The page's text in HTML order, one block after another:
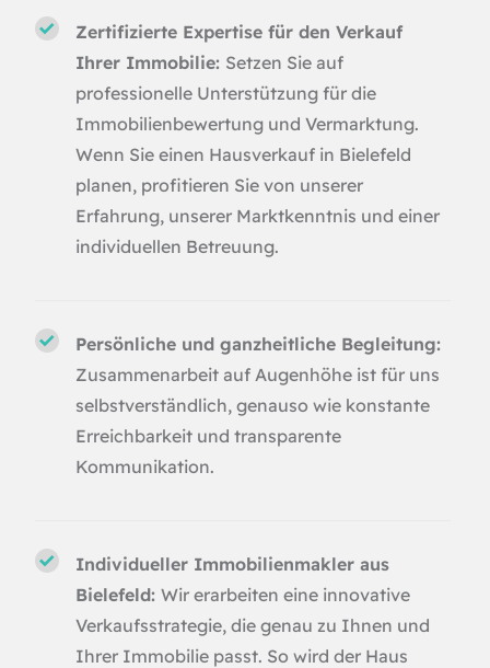
Zertifizierte Expertise für den Verkauf
Ihrer Immobilie: Setzen Sie auf
professionelle Unterstützung für die
Immobilienbewertung und Vermarktung.
Wenn Sie einen Hausverkauf in Bielefeld
planen, profitieren Sie von unserer
Erfahrung, unserer Marktkenntnis und einer
individuellen Betreuung.
Persönliche und ganzheitliche Begleitung:
Zusammenarbeit auf Augenhöhe ist für uns
selbstverständlich, genauso wie konstante
Erreichbarkeit und transparente
Kommunikation.
Individueller Immobilienmakler aus
Bielefeld: Wir erarbeiten eine innovative
Verkaufsstrategie, die genau zu Ihnen und
Ihrer Immobilie passt. So wird der Haus